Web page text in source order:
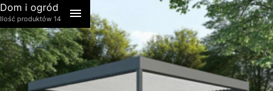
Dom i ogród
Ilość produktów 14